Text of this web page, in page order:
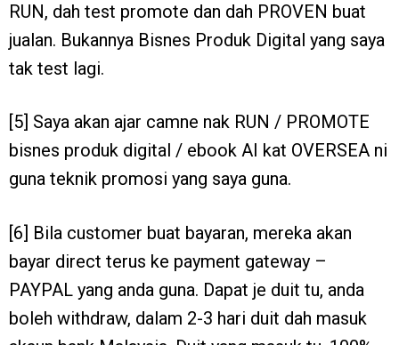
RUN, dah test promote dan dah PROVEN buat
jualan. Bukannya Bisnes Produk Digital yang saya
tak test lagi.
[5] Saya akan ajar camne nak RUN / PROMOTE
bisnes produk digital / ebook AI kat OVERSEA ni
guna teknik promosi yang saya guna.
[6] Bila customer buat bayaran, mereka akan
bayar direct terus ke payment gateway –
PAYPAL yang anda guna. Dapat je duit tu, anda
boleh withdraw, dalam 2-3 hari duit dah masuk